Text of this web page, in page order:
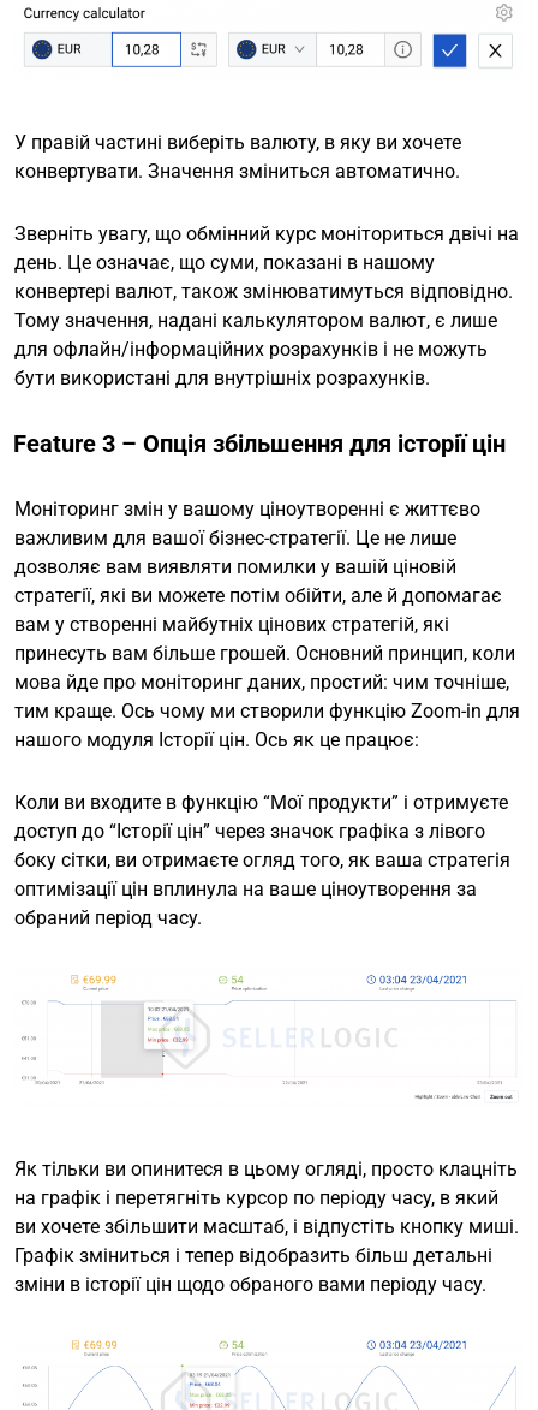
У правій частині виберіть валюту, в яку ви хочете
конвертувати. Значення зміниться автоматично.
Зверніть увагу, що обмінний курс моніториться двічі на
день. Це означає, що суми, показані в нашому
конвертері валют, також змінюватимуться відповідно.
Тому значення, надані калькулятором валют, є лише
для офлайн/інформаційних розрахунків і не можуть
бути використані для внутрішніх розрахунків.
Feature 3 – Опція збільшення для історії цін
Моніторинг змін у вашому ціноутворенні є життєво
важливим для вашої бізнес-стратегії. Це не лише
дозволяє вам виявляти помилки у вашій ціновій
стратегії, які ви можете потім обійти, але й допомагає
вам у створенні майбутніх цінових стратегій, які
принесуть вам більше грошей. Основний принцип, коли
мова йде про моніторинг даних, простий: чим точніше,
тим краще. Ось чому ми створили функцію Zoom-in для
нашого модуля Історії цін. Ось як це працює:
Коли ви входите в функцію “Мої продукти” і отримуєте
доступ до “Історії цін” через значок графіка з лівого
боку сітки, ви отримаєте огляд того, як ваша стратегія
оптимізації цін вплинула на ваше ціноутворення за
обраний період часу.
Як тільки ви опинитеся в цьому огляді, просто клацніть
на графік і перетягніть курсор по періоду часу, в який
ви хочете збільшити масштаб, і відпустіть кнопку миші.
Графік зміниться і тепер відобразить більш детальні
зміни в історії цін щодо обраного вами періоду часу.